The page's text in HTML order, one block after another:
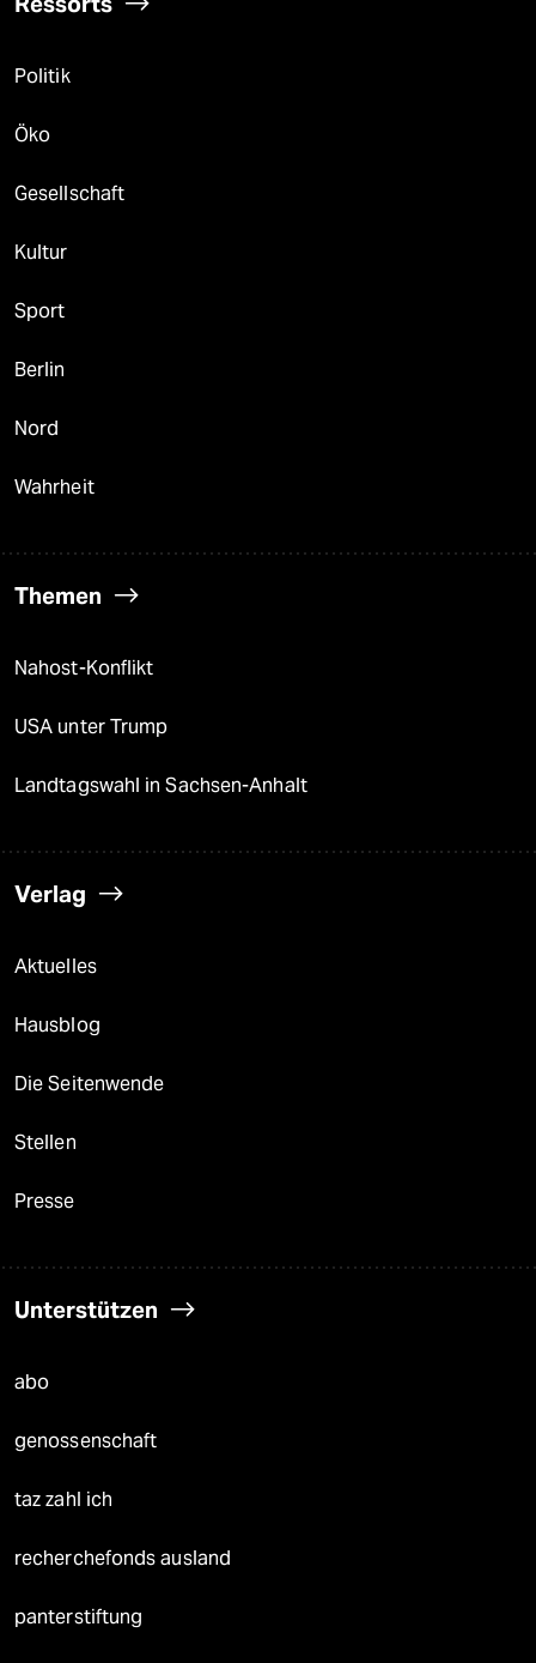
Politik
Öko
Gesellschaft
Kultur
Sport
Berlin
Nord
Wahrheit
Themen
Nahost-Konflikt
USA unter Trump
Landtagswahl in Sachsen-Anhalt
Verlag
Aktuelles
Hausblog
Die Seitenwende
Stellen
Presse
Unterstützen
abo
genossenschaft
taz zahl ich
recherchefonds ausland
panterstiftung